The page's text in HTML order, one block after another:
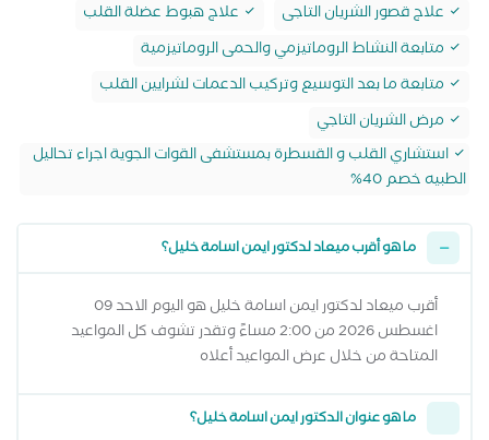
علاج قصور الشريان التاجى
علاج هبوط عضلة القلب
متابعة النشاط الروماتيزمي والحمى الروماتيزمية
متابعة ما بعد التوسيع وتركيب الدعمات لشرايين القلب
مرض الشريان التاجي
استشاري القلب و القسطرة بمستشفى القوات الجوية اجراء تحاليل
الطبيه خصم 40%
ما هو أقرب ميعاد لدكتور ايمن اسامة خليل؟
أقرب ميعاد لدكتور ايمن اسامة خليل هو اليوم الاحد 09
اغسطس 2026 من 2:00 مساءً وتقدر تشوف كل المواعيد
المتاحة من خلال عرض المواعيد أعلاه
ما هو عنوان الدكتور ايمن اسامة خليل؟